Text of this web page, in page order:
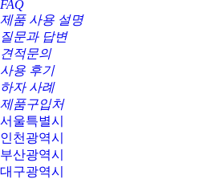
FAQ
제품 사용 설명
질문과 답변
견적문의
사용 후기
하자 사례
제품구입처
서울특별시
인천광역시
부산광역시
대구광역시